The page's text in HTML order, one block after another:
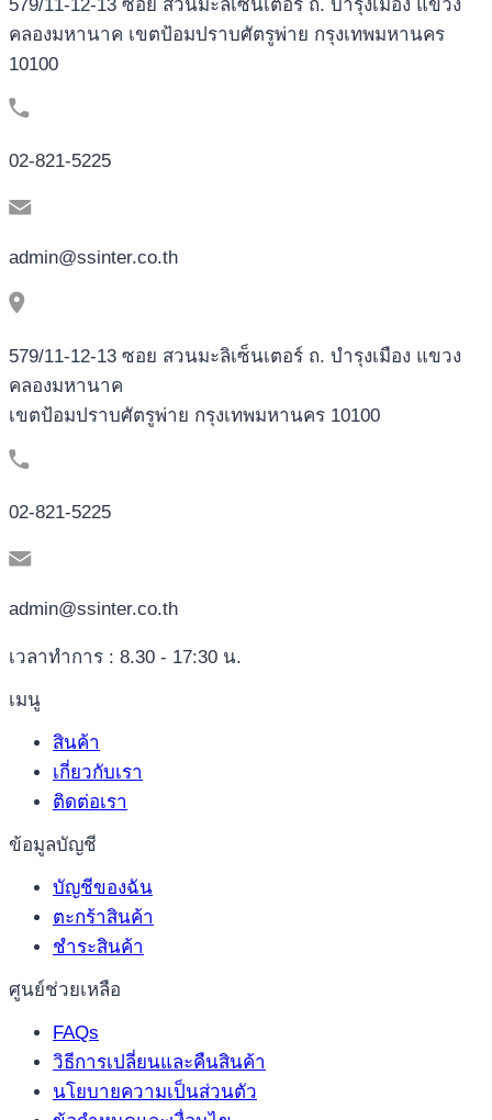
579/11-12-13 ซอย สวนมะลิเซ็นเตอร์ ถ. บำรุงเมือง แขวง
คลองมหานาค เขตป้อมปราบศัตรูพ่าย กรุงเทพมหานคร
10100
02-821-5225
admin@ssinter.co.th
579/11-12-13 ซอย สวนมะลิเซ็นเตอร์ ถ. บำรุงเมือง แขวง
คลองมหานาค
เขตป้อมปราบศัตรูพ่าย กรุงเทพมหานคร 10100
02-821-5225
admin@ssinter.co.th
เวลาทำการ : 8.30 - 17:30 น.
เมนู
สินค้า
เกี่ยวกับเรา
ติดต่อเรา
ข้อมูลบัญชี
บัญชีของฉัน
ตะกร้าสินค้า
ชำระสินค้า
ศูนย์ช่วยเหลือ
FAQs
วิธีการเปลี่ยนและคืนสินค้า
นโยบายความเป็นส่วนตัว